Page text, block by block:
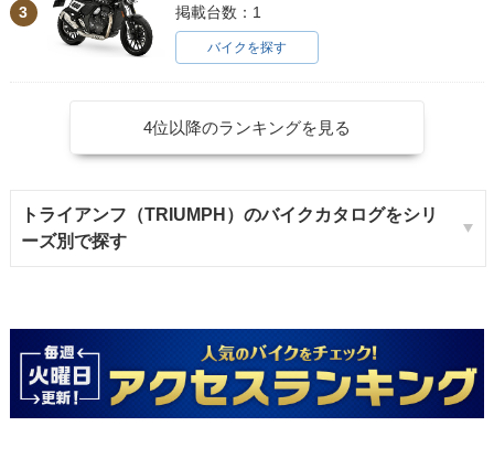
3
掲載台数：1
バイクを探す
4位以降のランキングを見る
トライアンフ（TRIUMPH）のバイクカタログをシリ
ーズ別で探す